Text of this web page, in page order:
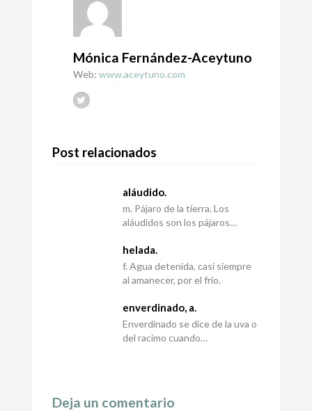
Mónica Fernández-Aceytuno
Web: www.aceytuno.com
Post relacionados
aláudido.
m. Pájaro de la tierra. Los
aláudidos son los pájaros…
helada.
f. Agua detenida, casi siempre
al amanecer, por el frío.
enverdinado, a.
Enverdinado se dice de la uva o
del racimo cuando…
Deja un comentario